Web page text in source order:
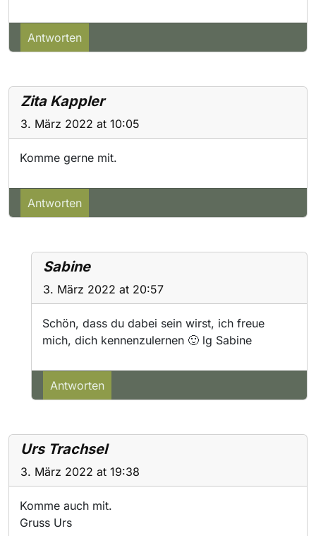
Antworten
Zita Kappler
3. März 2022 at 10:05
Komme gerne mit.
Antworten
Sabine
3. März 2022 at 20:57
Schön, dass du dabei sein wirst, ich freue
mich, dich kennenzulernen 🙂 lg Sabine
Antworten
Urs Trachsel
3. März 2022 at 19:38
Komme auch mit.
Gruss Urs